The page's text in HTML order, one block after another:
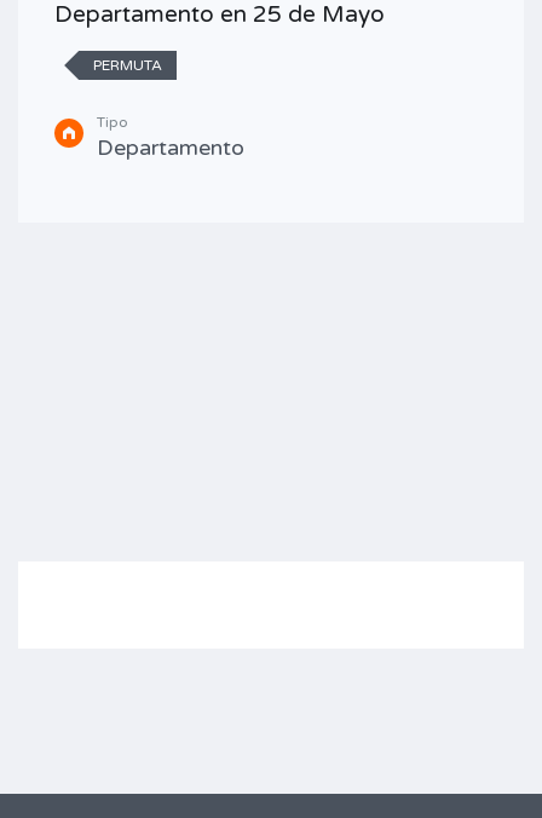
Departamento en 25 de Mayo
PERMUTA
Tipo
Departamento